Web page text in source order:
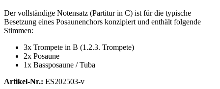
Der vollständige Notensatz (Partitur in C) ist für die typische
Besetzung eines Posaunenchors konzipiert und enthält folgende
Stimmen:
3x Trompete in B (1.2.3. Trompete)
2x Posaune
1x Bassposaune / Tuba
Artikel-Nr.: ES202503-v